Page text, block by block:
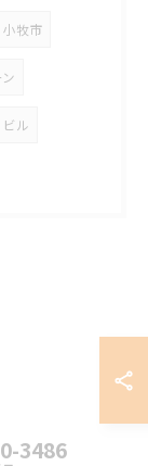
小牧市
ビル
3486